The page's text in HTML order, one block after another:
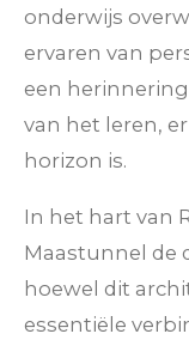
onderwijs
ervaren van
een
van het leren,
horizon is.
In het hart van
Maastunnel de
hoewel dit
essentiële